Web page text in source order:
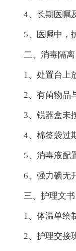
4、长期医嘱
5、医嘱中，
二、消毒隔离
1、处置台上
2、有菌物品
3、锐器盒未
4、棉签袋过
5、消毒液配
6、强力碘无
三、护理文书
1、体温单绘
2、护理交接